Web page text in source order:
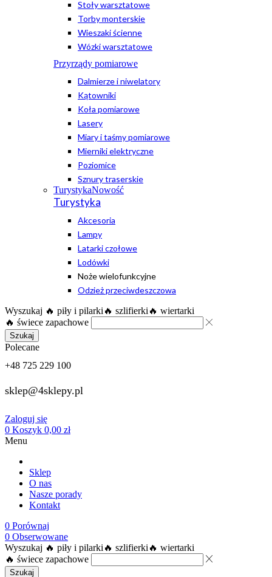
Stoły warsztatowe
Torby monterskie
Wieszaki ścienne
Wózki warsztatowe
Przyrządy pomiarowe
Dalmierze i niwelatory
Kątowniki
Koła pomiarowe
Lasery
Miary i taśmy pomiarowe
Mierniki elektryczne
Poziomice
Sznury traserskie
TurystykaNowość
Turystyka
Akcesoria
Lampy
Latarki czołowe
Lodówki
Noże wielofunkcyjne
Odzież przeciwdeszczowa
Wyszukaj 🔥 piły i pilarki 🔥 szlifierki 🔥 wiertarki
🔥 świece zapachowe
Szukaj
Polecane
+48 725 229 100
sklep@4sklepy.pl
Zaloguj się
0 Koszyk 0,00 zł
Menu
Sklep
O nas
Nasze porady
Kontakt
0 Porównaj
0 Obserwowane
Wyszukaj 🔥 piły i pilarki 🔥 szlifierki 🔥 wiertarki
🔥 świece zapachowe
Szukaj